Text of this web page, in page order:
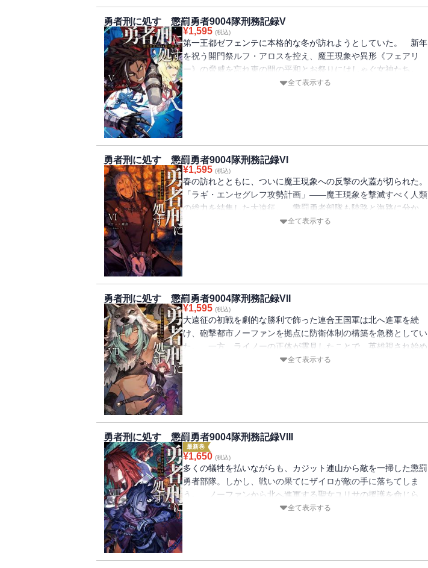
部隊と魔王現象の一騎打ち。 オールキャストで繰り広げられ
る、人類の命運を懸けた激闘の結末は・・・・・・。
勇者刑に処す 懲罰勇者9004隊刑務記録V
¥1,595 (税込)
第一王都ゼフェンテに本格的な冬が訪れようとしていた。 新年
を祝う開門祭ルフ・アロスを控え、魔王現象や異形《フェアリ
ー》の脅威を忘れ束の間の平和とお祭りにはしゃぐ女神たち。
一方、ザイロとベネティムに告げられた新たな指令は首席大司祭
ル・エピソードで語られる、待望の新章がついに開幕！ 人類
の、そしてザイロの選択は――！
全て表示する
勇者刑に処す 懲罰勇者9004隊刑務記録VI
¥1,595 (税込)
春の訪れとともに、ついに魔王現象への反撃の火蓋が切られた。
「ラギ・エンセグレフ攻勢計画」――魔王現象を撃滅すべく人類
の総力を結集した大遠征。 懲罰勇者部隊も陸路と海路に分か
れ、魔王現象の本拠地とされる北の果てを目指す。 ザイロたち
者たち。 そして、名も知らぬ誰かのため、自己を犠牲にする行
動の代償は――！
全て表示する
勇者刑に処す 懲罰勇者9004隊刑務記録VII
¥1,595 (税込)
大遠征の初戦を劇的な勝利で飾った連合王国軍は北へ進軍を続
け、砲撃都市ノーファンを拠点に防衛体制の構築を急務としてい
た。 一方、ライノーの正体が露見したことで、英雄視され始め
ていた懲罰勇者部隊の評判は再び地に落ちてしまう。 タツヤと
騎士団長であった頃のお話を伺ってもよろしいでしょうか？」
――それは泡沫の夢。かつての栄光。第五聖騎士団の仲間たちと
セネルヴァとの日々。 失われたのは果たして、記憶か、誇り
か。
全て表示する
勇者刑に処す 懲罰勇者9004隊刑務記録VIII
最新巻
¥1,650 (税込)
多くの犠牲を払いながらも、カジット連山から敵を一掃した懲罰
勇者部隊。しかし、戦いの果てにザイロが敵の手に落ちてしま
う。 ノーファンから北へ進軍する聖女ユリサの援護を命じら
れ、臨時で勇者部隊の指揮を執ることになったパトーシェは、戦
「僕たちの軍を率いて、戦ってくれませんか？」 トヴィッツか
全て表示する